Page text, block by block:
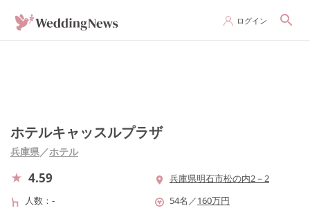
ログイン
ホテルキャッスルプラザ
兵庫県／ホテル
4.59
兵庫県明石市松の内2－2
人数
- 54名 ／160万円